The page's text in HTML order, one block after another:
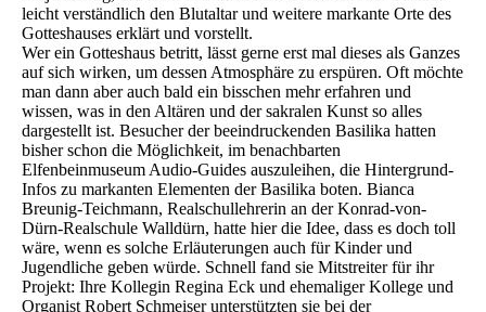
leicht verständlich den Blutaltar und weitere markante Orte des
Gotteshauses erklärt und vorstellt.
Wer ein Gotteshaus betritt, lässt gerne erst mal dieses als Ganzes
auf sich wirken, um dessen Atmosphäre zu erspüren. Oft möchte
man dann aber auch bald ein bisschen mehr erfahren und
wissen, was in den Altären und der sakralen Kunst so alles
dargestellt ist. Besucher der beeindruckenden Basilika hatten
bisher schon die Möglichkeit, im benachbarten
Elfenbeinmuseum Audio-Guides auszuleihen, die Hintergrund-
Infos zu markanten Elementen der Basilika boten. Bianca
Breunig-Teichmann, Realschullehrerin an der Konrad-von-
Dürn-Realschule Walldürn, hatte hier die Idee, dass es doch toll
wäre, wenn es solche Erläuterungen auch für Kinder und
Jugendliche geben würde. Schnell fand sie Mitstreiter für ihr
Projekt: Ihre Kollegin Regina Eck und ehemaliger Kollege und
Organist Robert Schmeiser unterstützten sie bei der